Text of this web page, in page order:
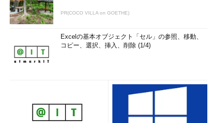
●手順（8）
PR(COCO VILLA on GOETHE)
Excelの基本オブジェクト「セル」の参照、移動、
コピー、選択、挿入、削除 (1/4)